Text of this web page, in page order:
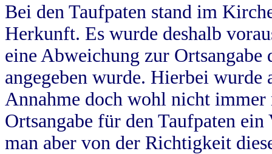
Bei den Taufpaten stand im
Herkunft. Es wurde deshalb
eine Abweichung zur
angegeben wurde. Hierbei wurde
Annahme doch wohl nicht
Ortsangabe für den Taufpaten
man aber von der Richtigkeit